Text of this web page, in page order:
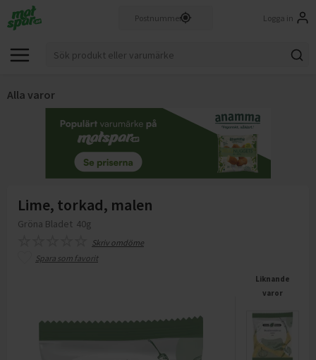
Logga in
Alla varor
Lime, torkad, malen
Gröna Bladet 40g
Skriv omdöme
Spara som favorit
Liknande
varor